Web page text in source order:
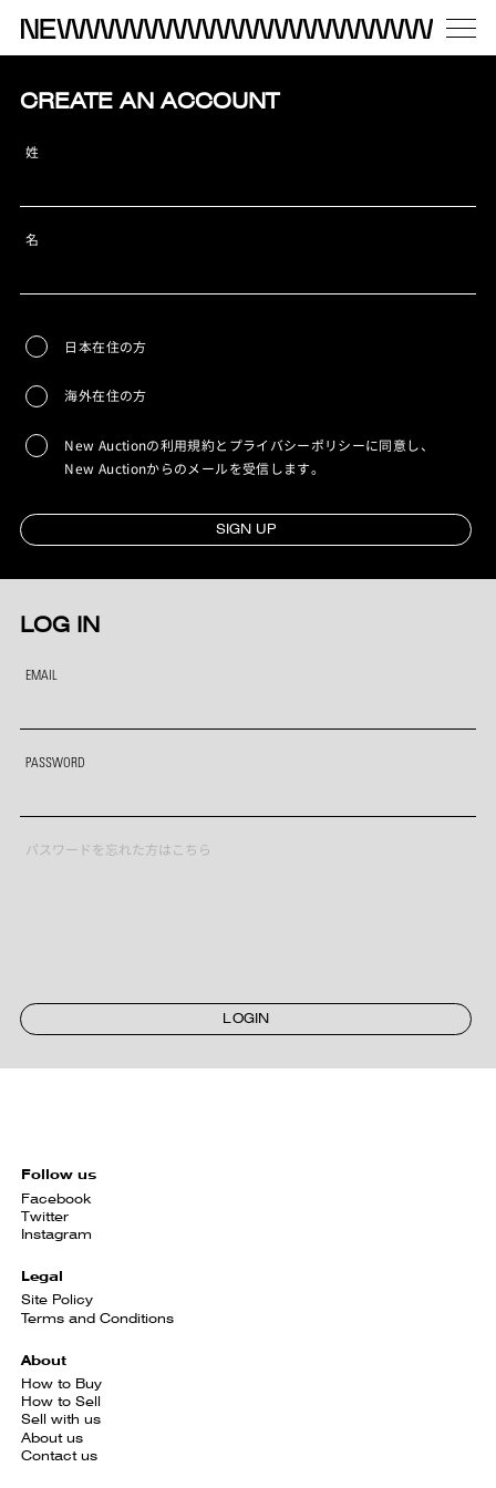
CREATE AN ACCOUNT
姓
名
日本在住の方
海外在住の方
New Auctionの利用規約とプライバシーポリシーに同意し、
New Auctionからのメールを受信します。
SIGN UP
LOG IN
EMAIL
PASSWORD
パスワードを忘れた方はこちら
LOGIN
Follow us
Facebook
Twitter
Instagram
Legal
Site Policy
Terms and Conditions
About
How to Buy
How to Sell
Sell with us
About us
Contact us